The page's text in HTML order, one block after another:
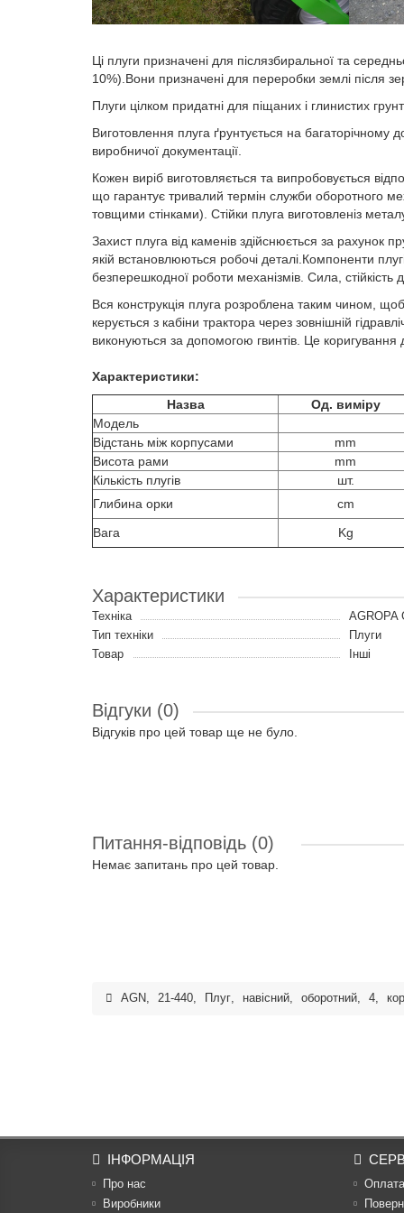
Ці плуги призначені для післязбиральної та
10%).Вони призначені для переробки землі після
Плуги цілком придатні для піщаних і глинистих
Виготовлення плуга ґрунтується на багаторічному
виробничої документації.
Кожен виріб виготовляється та випробовується
що гарантує тривалий термін служби оборотного
товщими стінками). Стійки плуга виготовленіз
Захист плуга від каменів здійснюється за рахунок
якій встановлюються робочі деталі.Компоненти
безперешкодної роботи механізмів. Сила,
Вся конструкція плуга розроблена таким чином,
керується з кабіни трактора через зовнішній
виконуються за допомогою гвинтів. Це коригування
Характеристики:
Назва
Од. виміру
Модель
Відстань між корпусами
mm
Висота рами
mm
Кількість плугів
шт.
Глибина орки
cm
Вага
Kg
Характеристики
Техніка
AGROPA
Тип техніки
Плуги
Товар
Інші
Відгуки (0)
Відгуків про цей товар ще не було.
Питання-відповідь (0)
Немає запитань про цей товар.
AGN, 21-440, Плуг, навісний, оборотний, 4,
ІНФОРМАЦІЯ
Про нас
Виробники
Оплата